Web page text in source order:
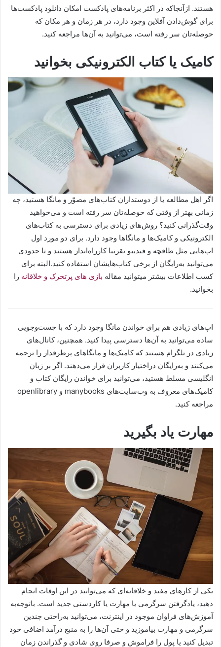
هستند. از‌آنجا‌که در اکثر برنامه‌های پادکست امکان دانلود پادکست‌ها
برای گوش‌دادن آفلاین وجود دارد، در هر زمان و هر مکان که
حوصله‌تان سر رفته است، می‌توانید به آن‌ها مراجعه کنید.
کامیک یا کتاب الکترونیکی بخوانید
اگر اهل مطالعه یا از دوستداران کتاب‌های مصوّر و مانگا هستید، چه
زمانی بهتر از وقتی که حوصله‌تان سر رفته است و می‌خواهید
وقت‌گذرانی کنید؟ روش‌های زیادی برای دسترسی به کتاب‌های
الکترونیکی و کامیک‌ها و مانگاها وجود دارد. برای دو مورد اول
اپ‌هایی مثل طاقچه و فیدیبو تقریبا کار‌راه‌انداز هستند و تا حدودی
می‌توانید به‌‌رایگان از برخی کتاب‌هایشان استفاده کنید.البته برای
کسب اطلاعات بیشتر میتوانید مقاله بازی های پرتحرک و خلاقانه را
بخوانید.
اپ‌های زیادی هم برای خواندن مانگا وجود دارد که با جست‌وجویی
ساده می‌توانید به آن‌ها دسترسی پیدا کنید. همچنین، کانال‌های
زیادی در تلگرام هستند که کامیک‌ها و مانگاهای پرطرفدار را ترجمه
می‌کنند و به‌رایگان در‌اختیار کاربران قرار می‌دهند. اگر بر زبان
انگلیسی‌ مسلط هستید، می‌توانید برای خواندن رایگان کتاب و
کامیک‌های معروف به وب‌‎سایت‌های manybooks و openlibrary
مراجعه کنید.
مهارت یاد بگیرید
یکی از کارهای مفید و خلاقانه‌‌ای که می‌توانید در این اوقات انجام
دهید، یادگرفتن سرگرمی یا مهارت یا کاردستی جدید است. با‌‌‌توجه‌‌‌به
آموزش‌های فراوان موجود در اینترنت‌، می‌توانید به‌راحتی چندین
سرگرمی و مهارت بیاموزید و حتی آن‌ها را به منبع درآمد اضافی خود
تبدیل کنید یا پول را فراموش و صرفا روی شادی و گذراندن زمان